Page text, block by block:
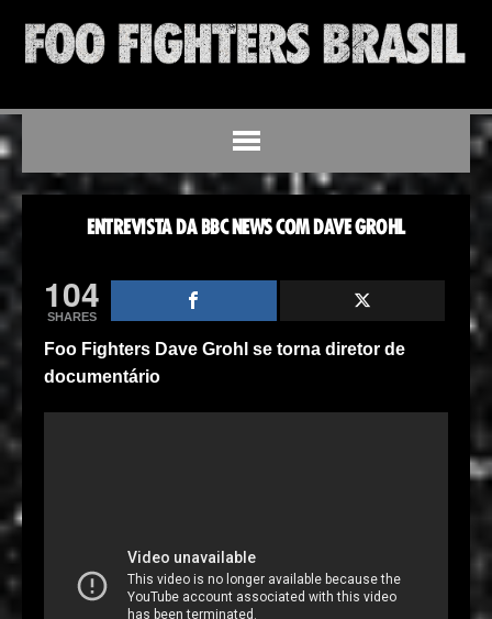
ENTREVISTA DA BBC NEWS COM DAVE GROHL
104
SHARES
Foo Fighters Dave Grohl se torna diretor de
documentário